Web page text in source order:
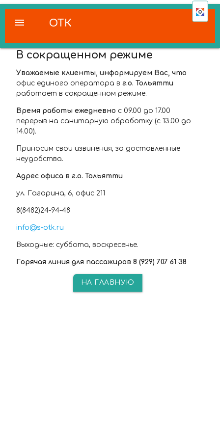
ОТК
menu
В сокращенном режиме
Уважаемые клиенты, информируем Вас, что
офис единого оператора в г.о. Тольятти
работает в сокращенном режиме.
Время работы ежедневно с 09.00 до 17.00
перерыв на санитарную обработку (с 13.00 до
14.00).
Приносим свои извинения, за доставленные
неудобства.
Адрес офиса в г.о. Тольятти
ул. Гагарина, 6, офис 211
8(8482)24-94-48
info@s-otk.ru
Выходные: суббота, воскресенье.
Горячая линия для пассажиров 8 (929) 707 61 38
НА ГЛАВНУЮ